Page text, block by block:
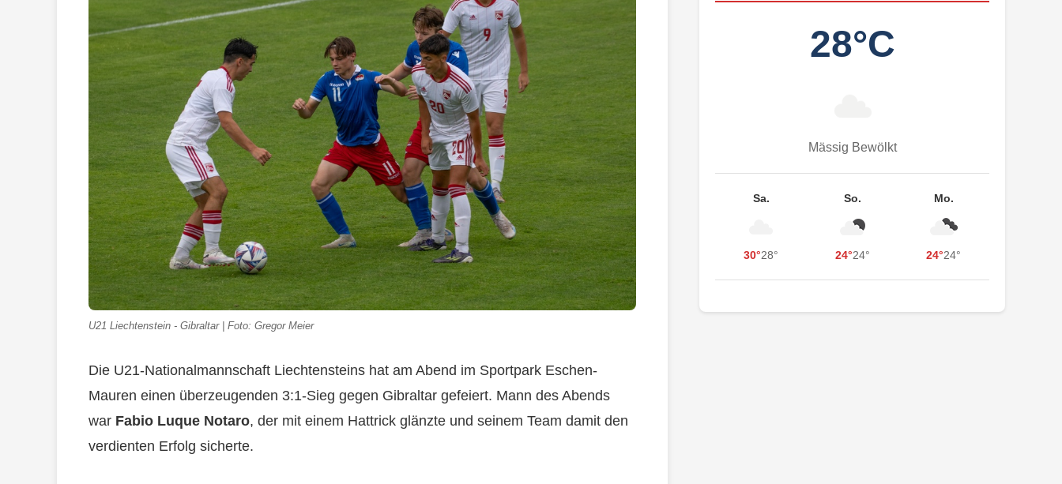
U21 Liechtenstein - Gibraltar | Foto: Gregor Meier
Die U21-Nationalmannschaft Liechtensteins hat am Abend im Sportpark Eschen-
Mauren einen überzeugenden 3:1-Sieg gegen Gibraltar gefeiert. Mann des Abends
war Fabio Luque Notaro, der mit einem Hattrick glänzte und seinem Team damit den
verdienten Erfolg sicherte.
28°C
Mässig Bewölkt
Sa.
30°28°
So.
24°24°
Mo.
24°24°